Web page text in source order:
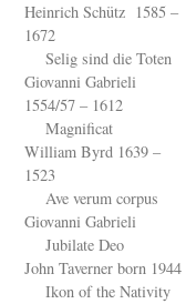
Heinrich Schütz 1585 –
1672
Selig sind die Toten
Giovanni Gabrieli
1554/57 – 1612
Magnificat
William Byrd 1639 –
1523
Ave verum corpus
Giovanni Gabrieli
Jubilate Deo
John Taverner born 1944
Ikon of the Nativity